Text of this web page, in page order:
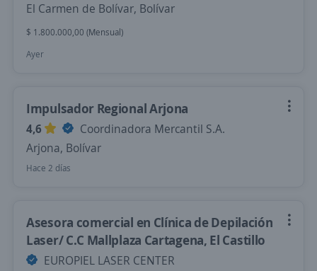
El Carmen de Bolívar, Bolívar
$ 1.800.000,00 (Mensual)
Ayer
Impulsador Regional Arjona
4,6
Coordinadora Mercantil S.A.
Arjona, Bolívar
Hace 2 días
Asesora comercial en Clínica de Depilación
Laser/ C.C Mallplaza Cartagena, El Castillo
EUROPIEL LASER CENTER